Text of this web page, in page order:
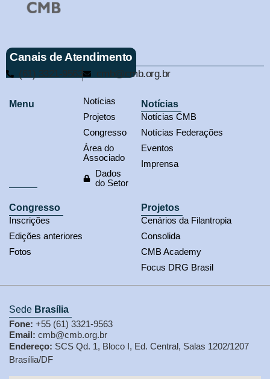
Canais de Atendimento
(61) 3321-9563 cmb@cmb.org.br
Menu
Notícias
Projetos
Congresso
Área do
Associado
Dados
do Setor
Notícias
Notícias CMB
Notícias Federações
Eventos
Imprensa
Congresso
Inscrições
Edições anteriores
Fotos
Projetos
Cenários da Filantropia
Consolida
CMB Academy
Focus DRG Brasil
Sede Brasília
Fone: +55 (61) 3321-9563
Email: cmb@cmb.org.br
Endereço: SCS Qd. 1, Bloco I, Ed. Central, Salas 1202/1207
Brasília/DF